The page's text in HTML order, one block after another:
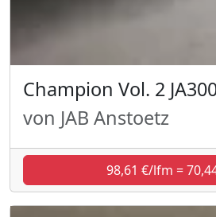
Champion Vol. 2
von JAB Anstoetz
98,61 €/lfm =